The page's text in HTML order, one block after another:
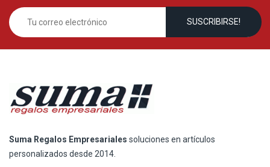
Suma Regalos Empresariales soluciones en artículos
personalizados desde 2014.